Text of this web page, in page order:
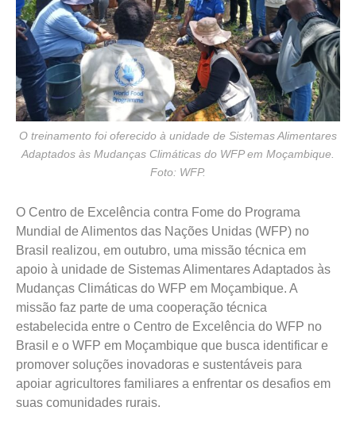
O treinamento foi oferecido à unidade de Sistemas Alimentares
Adaptados às Mudanças Climáticas do WFP em Moçambique.
Foto: WFP.
O Centro de Excelência contra Fome do Programa
Mundial de Alimentos das Nações Unidas (WFP) no
Brasil realizou, em outubro, uma missão técnica em
apoio à unidade de Sistemas Alimentares Adaptados às
Mudanças Climáticas do WFP em Moçambique. A
missão faz parte de uma cooperação técnica
estabelecida entre o Centro de Excelência do WFP no
Brasil e o WFP em Moçambique que busca identificar e
promover soluções inovadoras e sustentáveis para
apoiar agricultores familiares a enfrentar os desafios em
suas comunidades rurais.